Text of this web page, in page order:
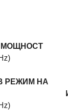
МОЩНОСТ
РЕЖИМ НА